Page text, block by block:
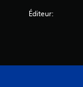
Éditeur: